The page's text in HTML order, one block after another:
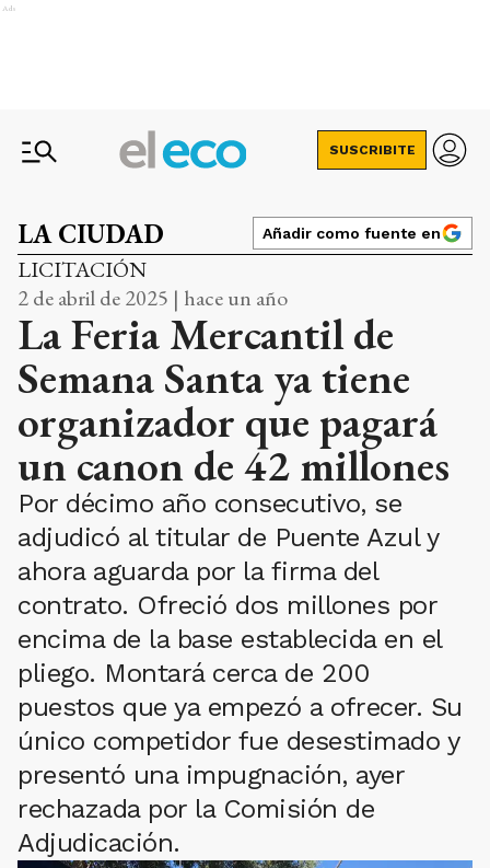
Ads
SUSCRIBITE
LA CIUDAD Añadir como fuente en
LICITACIÓN
2 de abril de 2025 | hace un año
La Feria Mercantil de
Semana Santa ya tiene
organizador que pagará
un canon de 42 millones
Por décimo año consecutivo, se
adjudicó al titular de Puente Azul y
ahora aguarda por la firma del
contrato. Ofreció dos millones por
encima de la base establecida en el
pliego. Montará cerca de 200
puestos que ya empezó a ofrecer. Su
único competidor fue desestimado y
presentó una impugnación, ayer
rechazada por la Comisión de
Adjudicación.